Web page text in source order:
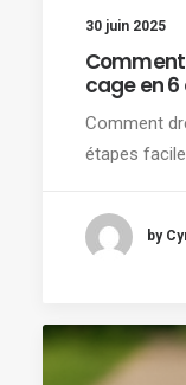
30 juin 2025
cage en
Comment
étapes
by